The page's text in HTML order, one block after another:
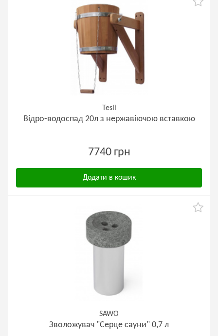
Tesli
Відро-водоспад 20л з нержавіючою вставкою
7740 грн
Додати в кошик
SAWO
Зволожувач "Серце сауни" 0,7 л